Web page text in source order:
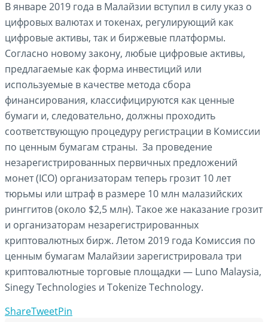
В январе 2019 года в Малайзии вступил в силу указ о
цифровых валютах и токенах, регулирующий как
цифровые активы, так и биржевые платформы.
Согласно новому закону, любые цифровые активы,
предлагаемые как форма инвестиций или
используемые в качестве метода сбора
финансирования, классифицируются как ценные
бумаги и, следовательно, должны проходить
соответствующую процедуру регистрации в Комиссии
по ценным бумагам страны. За проведение
незарегистрированных первичных предложений
монет (ICO) организаторам теперь грозит 10 лет
тюрьмы или штраф в размере 10 млн малазийских
ринггитов (около $2,5 млн). Такое же наказание грозит
и организаторам незарегистрированных
криптовалютных бирж. Летом 2019 года Комиссия по
ценным бумагам Малайзии зарегистрировала три
криптовалютные торговые площадки — Luno Malaysia,
Sinegy Technologies и Tokenize Technology.
ShareTweetPin